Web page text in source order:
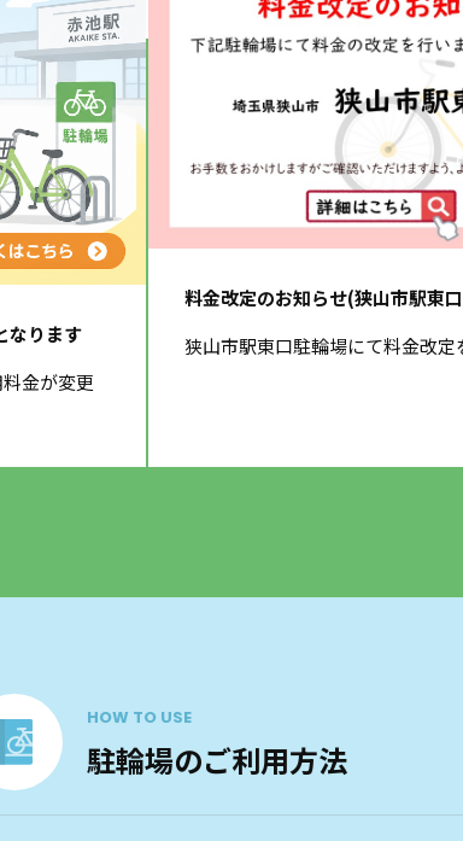
なります
金が変更
料金改定のお知らせ(狭山市駅東
狭山市駅東口駐輪場にて料金改定
HOW TO USE
駐輪場のご利用方法